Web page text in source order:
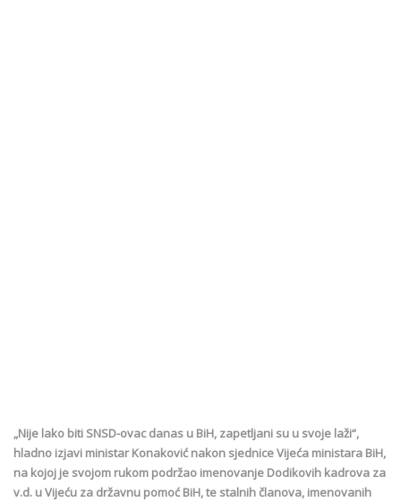
„Nije lako biti SNSD-ovac danas u BiH, zapetljani su u svoje laži“,
hladno izjavi ministar Konaković nakon sjednice Vijeća ministara BiH,
na kojoj je svojom rukom podržao imenovanje Dodikovih kadrova za
v.d. u Vijeću za državnu pomoć BiH, te stalnih članova, imenovanih